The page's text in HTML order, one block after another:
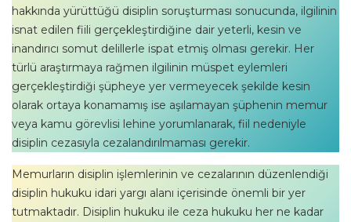
hakkında yürüttüğü disiplin soruşturması sonucunda, ilgilinin
isnat edilen fiili gerçekleştirdiğine dair yeterli, kesin ve
inandırıcı somut delillerle ispat etmiş olması gerekir. Her
türlü araştırmaya rağmen ilgilinin müspet eylemleri
gerçekleştirdiği şüpheye yer vermeyecek şekilde kesin
olarak ortaya konamamış ise aşılamayan şüphenin memur
veya kamu görevlisi lehine yorumlanarak, fiil nedeniyle
disiplin cezasıyla cezalandırılmaması gerekir.
Memurların disiplin işlemlerinin ve cezalarının düzenlendiği
disiplin hukuku idari yargı alanı içerisinde önemli bir yer
tutmaktadır. Disiplin hukuku ile ceza hukuku her ne kadar